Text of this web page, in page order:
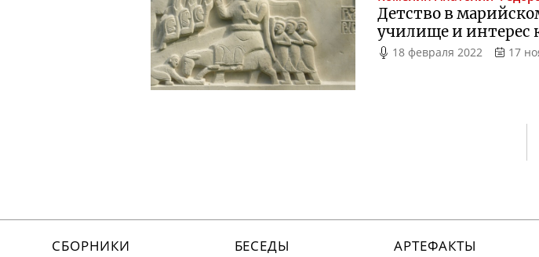
Детство в
училище и интерес
18 февраля 2022 17
СБОРНИКИ БЕСЕДЫ АРТЕФАКТЫ